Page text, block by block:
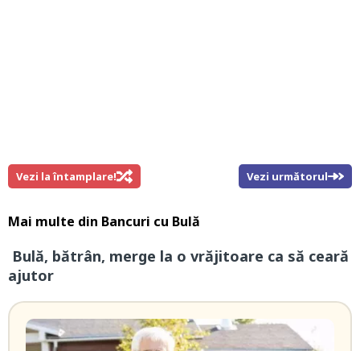
Vezi la întamplare! Vezi următorul
Mai multe din Bancuri cu Bulă
Bulă, bătrân, merge la o vrăjitoare ca să ceară
ajutor